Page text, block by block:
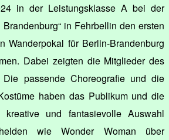
in der Leistungsklasse A bei der
Brandenburg“ in Fehrbellin den ersten
Wanderpokal für Berlin-Brandenburg
Dabei zeigten die Mitglieder des
passende Choreografie und die
haben das Publikum und die
und fantasievolle Auswahl
wie Wonder Woman über